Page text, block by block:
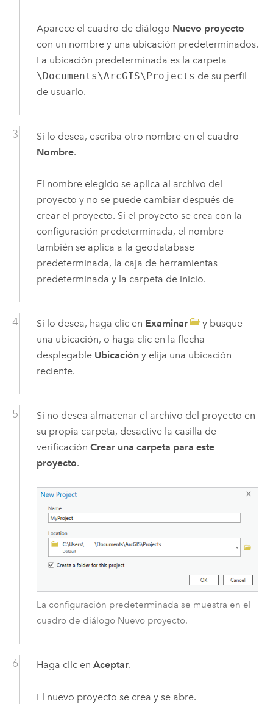
Aparece el cuadro de diálogo Nuevo proyecto
con un nombre y una ubicación predeterminados.
La ubicación predeterminada es la carpeta
\Documents\ArcGIS\Projects de su perfil
de usuario.
Si lo desea, escriba otro nombre en el cuadro
Nombre.
El nombre elegido se aplica al archivo del
proyecto y no se puede cambiar después de
crear el proyecto. Si el proyecto se crea con la
configuración predeterminada, el nombre
también se aplica a la geodatabase
predeterminada, la caja de herramientas
predeterminada y la carpeta de inicio.
Si lo desea, haga clic en Examinar
y busque
una ubicación, o haga clic en la flecha
desplegable Ubicacióny elija una ubicación
reciente.
Si no desea almacenar el archivo del proyecto en
su propia carpeta, desactive la casilla de
verificación Crear una carpeta para este
proyecto.
La configuración predeterminada se muestra en el
cuadro de diálogo Nuevo proyecto.
Haga clic en Aceptar.
El nuevo proyecto se crea y se abre.